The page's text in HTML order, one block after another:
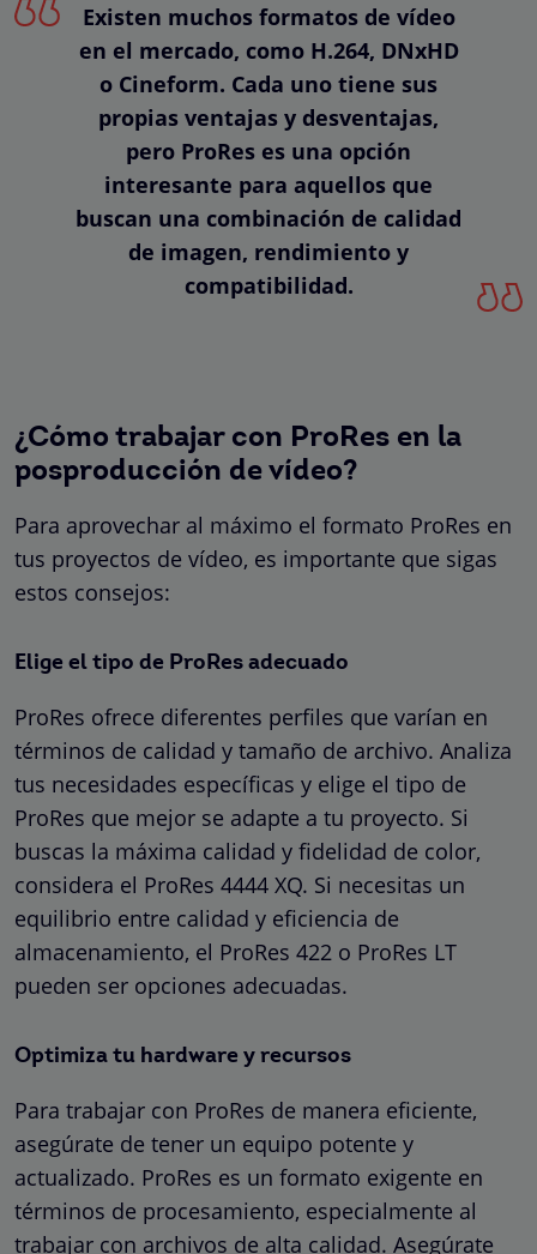
Existen muchos formatos de vídeo
en el mercado, como H.264, DNxHD
o Cineform. Cada uno tiene sus
propias ventajas y desventajas,
pero ProRes es una opción
interesante para aquellos que
buscan una combinación de calidad
de imagen, rendimiento y
compatibilidad.
¿Cómo trabajar con ProRes en la
posproducción de vídeo?
Para aprovechar al máximo el formato ProRes en
tus proyectos de vídeo, es importante que sigas
estos consejos:
Elige el tipo de ProRes adecuado
ProRes ofrece diferentes perfiles que varían en
términos de calidad y tamaño de archivo. Analiza
tus necesidades específicas y elige el tipo de
ProRes que mejor se adapte a tu proyecto. Si
buscas la máxima calidad y fidelidad de color,
considera el ProRes 4444 XQ. Si necesitas un
equilibrio entre calidad y eficiencia de
almacenamiento, el ProRes 422 o ProRes LT
pueden ser opciones adecuadas.
Optimiza tu hardware y recursos
Para trabajar con ProRes de manera eficiente,
asegúrate de tener un equipo potente y
actualizado. ProRes es un formato exigente en
términos de procesamiento, especialmente al
trabajar con archivos de alta calidad. Asegúrate